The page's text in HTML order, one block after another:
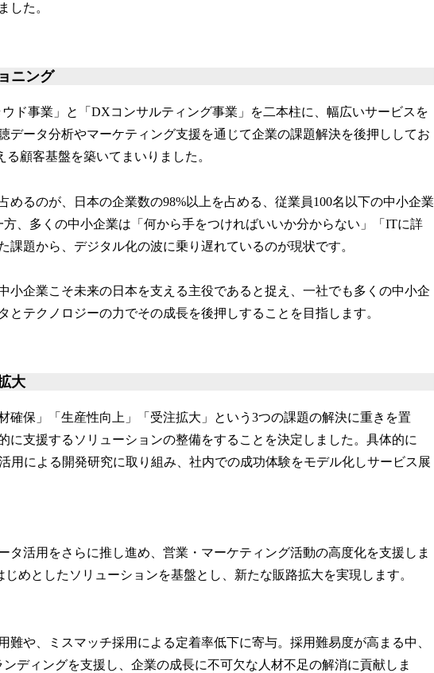
した。
ニング
ド事業」と「DXコンサルティング事業」を二本柱に、幅広いサービスを
データ分析やマーケティング支援を通じて企業の課題解決を後押ししてお
る顧客基盤を築いてまいりました。
るのが、日本の企業数の98%以上を占める、従業員100名以下の中小企業
、多くの中小企業は「何から手をつければいいか分からない」「ITに詳
課題から、デジタル化の波に乗り遅れているのが現状です。
企業こそ未来の日本を支える主役であると捉え、一社でも多くの中小企
とテクノロジーの力でその成長を後押しすることを目指します。
大
保」「生産性向上」「受注拡大」という3つの課題の解決に重きを置
に支援するソリューションの整備をすることを決定しました。具体的に
用による開発研究に取り組み、社内での成功体験をモデル化しサービス展
タ活用をさらに推し進め、営業・マーケティング活動の高度化を支援しま
めとしたソリューションを基盤とし、新たな販路拡大を実現します。
難や、ミスマッチ採用による定着率低下に寄与。採用難易度が高まる中、
ディングを支援し、企業の成長に不可欠な人材不足の解消に貢献しま